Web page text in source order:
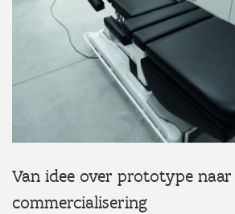
Van idee over prototype naar
commercialisering